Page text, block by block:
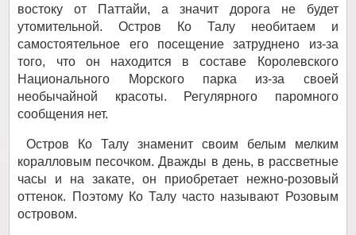
востоку от Паттайи, а значит дорога не будет
утомительной. Остров Ко Талу необитаем и
самостоятельное его посещение затруднено из-за
того, что он находится в составе Королевского
Национального Морского парка из-за своей
необычайной красоты. Регулярного паромного
сообщения нет.
Остров Ко Талу знаменит своим белым мелким
коралловым песочком. Дважды в день, в рассветные
часы и на закате, он приобретает нежно-розовый
оттенок. Поэтому Ко Талу часто называют Розовым
островом.